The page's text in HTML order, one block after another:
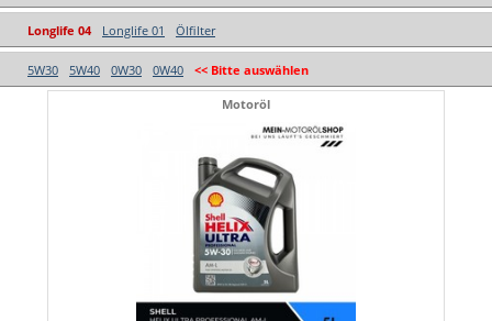
Longlife 04 Longlife 01 Ölfilter
5W30 5W40 0W30 0W40 << Bitte auswählen
Motoröl